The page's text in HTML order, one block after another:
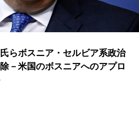
らボスニア・セルビア系政治
－米国のボスニアへのアプロ